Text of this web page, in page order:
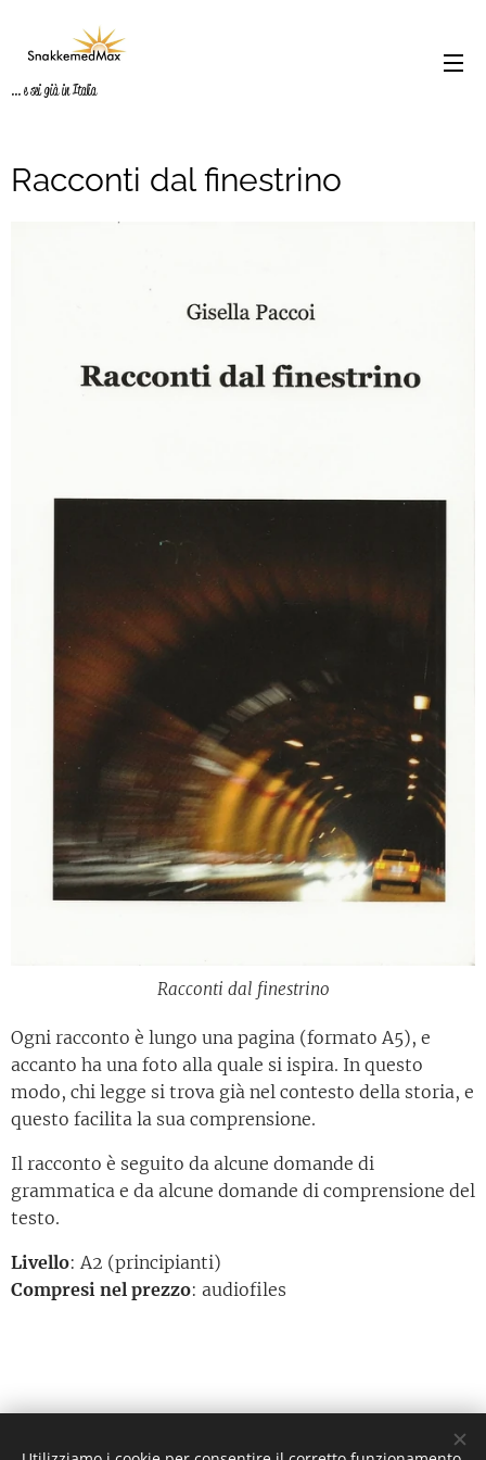
... e sei già in Italia
Racconti dal finestrino
Racconti dal finestrino
Ogni racconto è lungo una pagina (formato A5), e
accanto ha una foto alla quale si ispira. In questo
modo, chi legge si trova già nel contesto della storia, e
questo facilita la sua comprensione.
Il racconto è seguito da alcune domande di
grammatica e da alcune domande di comprensione del
testo.
Livello: A2 (principianti)
Compresi nel prezzo: audiofiles